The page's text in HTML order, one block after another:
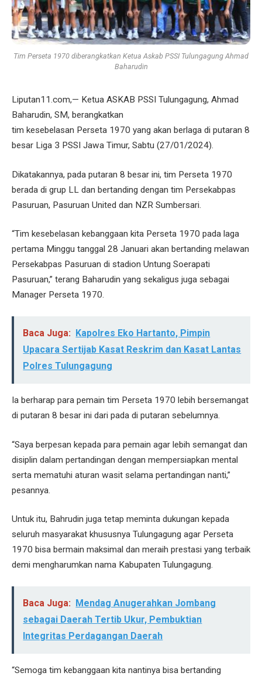
Tim Perseta 1970 diberangkatkan Ketua Askab PSSI Tulungagung Ahmad
Baharudin
Liputan11.com,— Ketua ASKAB PSSI Tulungagung, Ahmad
Baharudin, SM, berangkatkan
tim kesebelasan Perseta 1970 yang akan berlaga di putaran 8
besar Liga 3 PSSI Jawa Timur, Sabtu (27/01/2024).
Dikatakannya, pada putaran 8 besar ini, tim Perseta 1970
berada di grup LL dan bertanding dengan tim Persekabpas
Pasuruan, Pasuruan United dan NZR Sumbersari.
“Tim kesebelasan kebanggaan kita Perseta 1970 pada laga
pertama Minggu tanggal 28 Januari akan bertanding melawan
Persekabpas Pasuruan di stadion Untung Soerapati
Pasuruan,” terang Baharudin yang sekaligus juga sebagai
Manager Perseta 1970.
Baca Juga:
Kapolres Eko Hartanto, Pimpin
Upacara Sertijab Kasat Reskrim dan Kasat Lantas
Polres Tulungagung
Ia berharap para pemain tim Perseta 1970 lebih bersemangat
di putaran 8 besar ini dari pada di putaran sebelumnya.
“Saya berpesan kepada para pemain agar lebih semangat dan
disiplin dalam pertandingan dengan mempersiapkan mental
serta mematuhi aturan wasit selama pertandingan nanti,”
pesannya.
Untuk itu, Bahrudin juga tetap meminta dukungan kepada
seluruh masyarakat khususnya Tulungagung agar Perseta
1970 bisa bermain maksimal dan meraih prestasi yang terbaik
demi mengharumkan nama Kabupaten Tulungagung.
Baca Juga:
Mendag Anugerahkan Jombang
sebagai Daerah Tertib Ukur, Pembuktian
Integritas Perdagangan Daerah
“Semoga tim kebanggaan kita nantinya bisa bertanding